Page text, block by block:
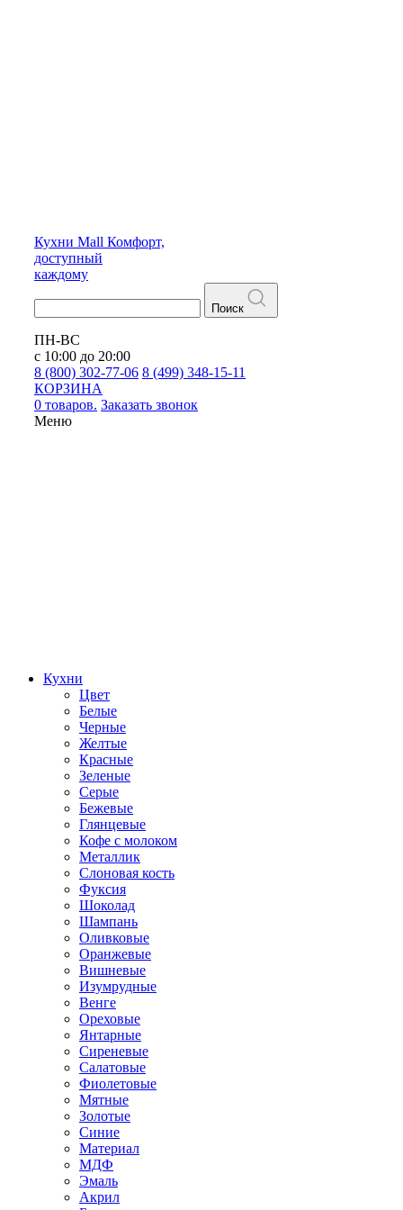
Кухни Mall Комфорт,
доступный
каждому
Поиск
ПН-ВС
с 10:00 до 20:00
8 (800) 302-77-06 8 (499) 348-15-11
КОРЗИНА
0 товаров. Заказать звонок
Меню
Кухни
Цвет
Белые
Черные
Желтые
Красные
Зеленые
Серые
Бежевые
Глянцевые
Кофе с молоком
Металлик
Слоновая кость
Фуксия
Шоколад
Шампань
Оливковые
Оранжевые
Вишневые
Изумрудные
Венге
Ореховые
Янтарные
Сиреневые
Салатовые
Фиолетовые
Мятные
Золотые
Синие
Материал
МДФ
Эмаль
Акрил